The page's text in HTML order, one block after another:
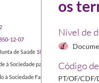
12-07
de Saúde 1813-08-28/1813-08-28
à Sociedade parte do edifício do
à Sociedade Farmacêutica de Lisboa
os
Nível de
Código
PT/OF/